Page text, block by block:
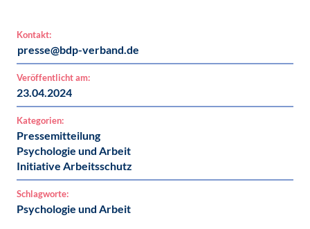
Kontakt:
presse@bdp-verband.de
Veröffentlicht am:
23.04.2024
Kategorien:
Pressemitteilung
Psychologie und Arbeit
Initiative Arbeitsschutz
Schlagworte:
Psychologie und Arbeit